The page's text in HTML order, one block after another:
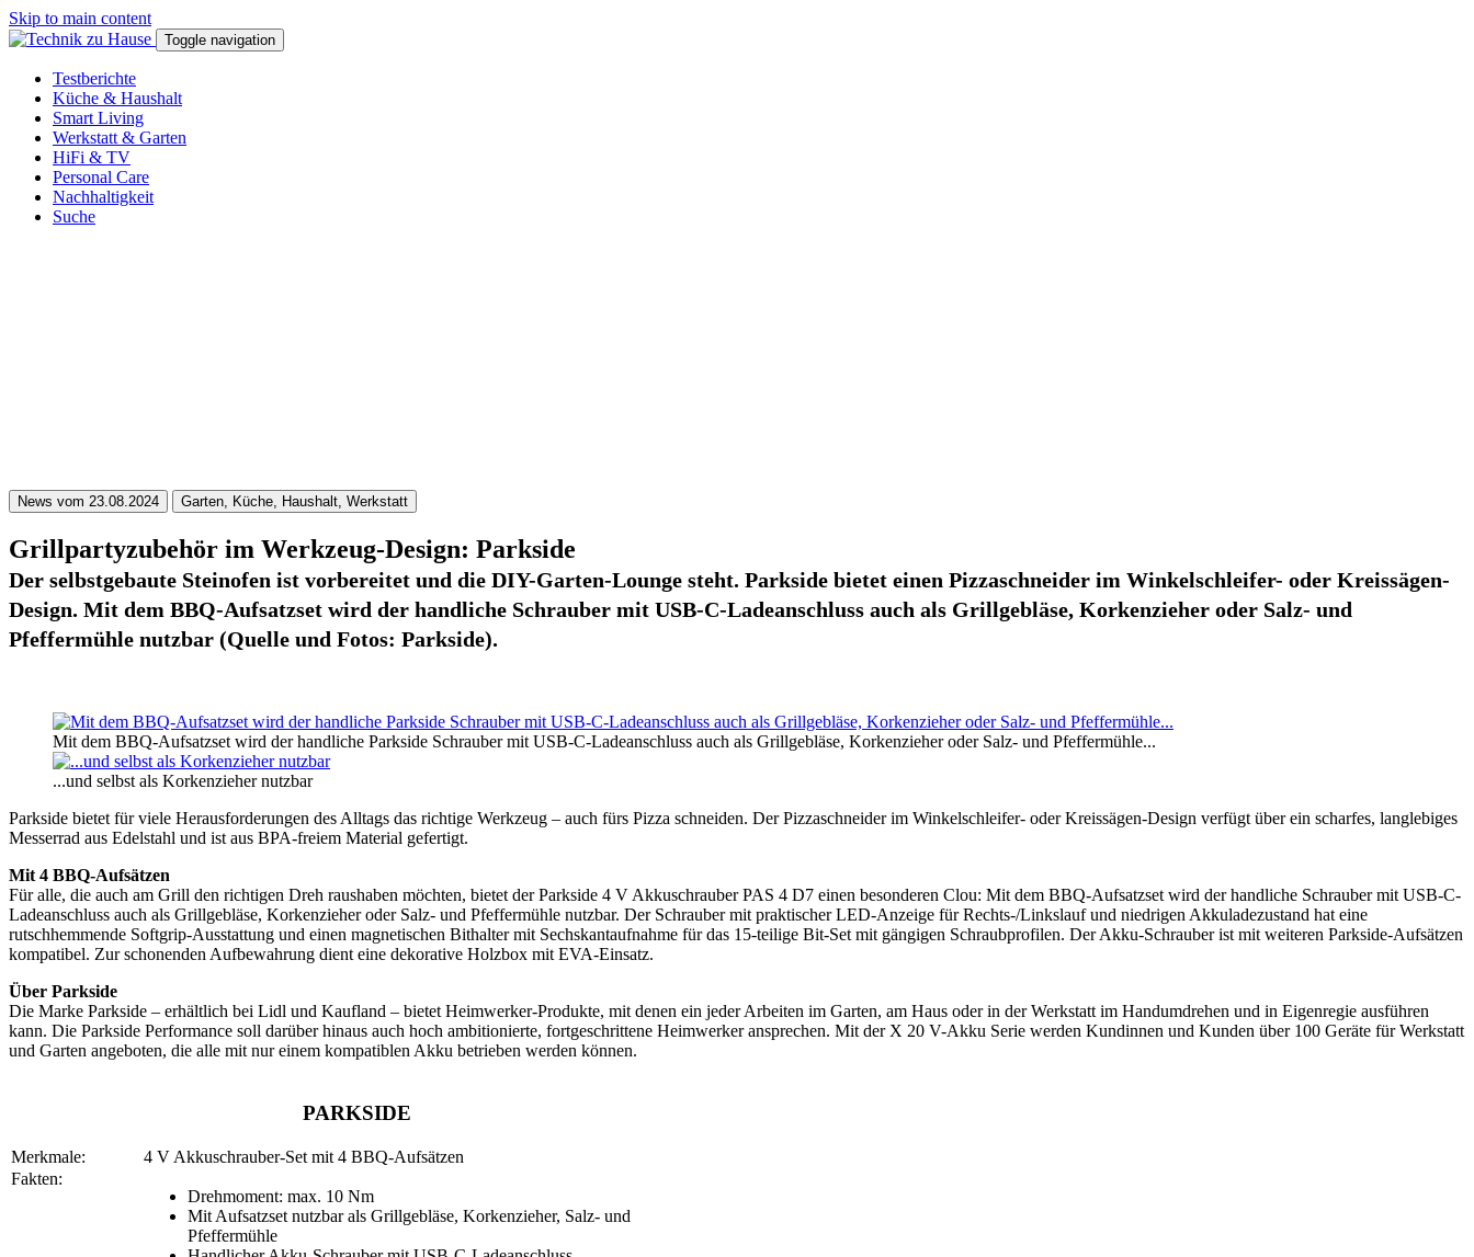
Skip to main content
Toggle navigation
Testberichte
Küche & Haushalt
Smart Living
Werkstatt & Garten
HiFi & TV
Personal Care
Nachhaltigkeit
Suche
News vom 23.08.2024 Garten, Küche, Haushalt, Werkstatt
Grillpartyzubehör im Werkzeug-Design: Parkside
Der selbstgebaute Steinofen ist vorbereitet und die DIY-Garten-Lounge steht. Parkside bietet einen Pizzaschneider im Winkelschleifer- oder Kreissägen-
Design. Mit dem BBQ-Aufsatzset wird der handliche Schrauber mit USB-C-Ladeanschluss auch als Grillgebläse, Korkenzieher oder Salz- und
Pfeffermühle nutzbar (Quelle und Fotos: Parkside).
Mit dem BBQ-Aufsatzset wird der handliche Parkside Schrauber mit USB-C-Ladeanschluss auch als Grillgebläse, Korkenzieher oder Salz- und Pfeffermühle...
...und selbst als Korkenzieher nutzbar
Parkside bietet für viele Herausforderungen des Alltags das richtige Werkzeug – auch fürs Pizza schneiden. Der Pizzaschneider im Winkelschleifer- oder Kreissägen-Design verfügt über ein scharfes, langlebiges
Messerrad aus Edelstahl und ist aus BPA-freiem Material gefertigt.
Mit 4 BBQ-Aufsätzen
Für alle, die auch am Grill den richtigen Dreh raushaben möchten, bietet der Parkside 4 V Akkuschrauber PAS 4 D7 einen besonderen Clou: Mit dem BBQ-Aufsatzset wird der handliche Schrauber mit USB-C-
Ladeanschluss auch als Grillgebläse, Korkenzieher oder Salz- und Pfeffermühle nutzbar. Der Schrauber mit praktischer LED-Anzeige für Rechts-/Linkslauf und niedrigen Akkuladezustand hat eine
rutschhemmende Softgrip-Ausstattung und einen magnetischen Bithalter mit Sechskantaufnahme für das 15-teilige Bit-Set mit gängigen Schraubprofilen. Der Akku-Schrauber ist mit weiteren Parkside-Aufsätzen
kompatibel. Zur schonenden Aufbewahrung dient eine dekorative Holzbox mit EVA-Einsatz.
Über Parkside
Die Marke Parkside – erhältlich bei Lidl und Kaufland – bietet Heimwerker-Produkte, mit denen ein jeder Arbeiten im Garten, am Haus oder in der Werkstatt im Handumdrehen und in Eigenregie ausführen
kann. Die Parkside Performance soll darüber hinaus auch hoch ambitionierte, fortgeschrittene Heimwerker ansprechen. Mit der X 20 V-Akku Serie werden Kundinnen und Kunden über 100 Geräte für Werkstatt
und Garten angeboten, die alle mit nur einem kompatiblen Akku betrieben werden können.
PARKSIDE
Merkmale:
4 V Akkuschrauber-Set mit 4 BBQ-Aufsätzen
Fakten:
Drehmoment: max. 10 Nm
Mit Aufsatzset nutzbar als Grillgebläse, Korkenzieher, Salz- und
Pfeffermühle